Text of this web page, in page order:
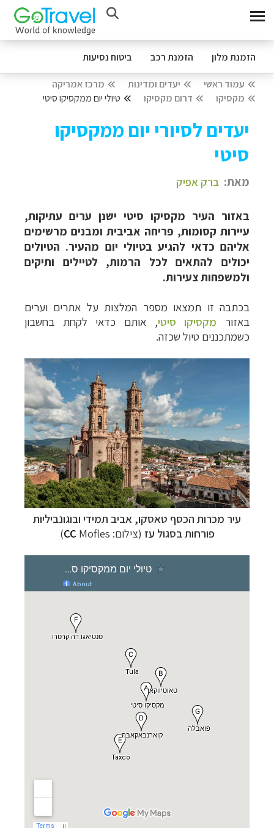
הזמנת מלון הזמנת רכב ביטוח נסיעות
עמוד ראשי יעדים ומדינות
מרכז אמריקה
מקסיקו
דרום מקסיקו טיולי יום ממקסיקו סיטי
יעדים לסיורי יום ממקסיקו
סיטי
מאת: ברק אפיק
באזור העיר מקסיקו סיטי ישנן ערים עתיקות,
עיירות קסומות, פריחה אביבית ומבנים מרשימים
אליהם כדאי להגיע בטיולי יום מהעיר. הטיולים
יכולים להתאים לכל הרמות, לטיילים ותיקים
ולמשפחות צעירות.
בכתבה זו תמצאו מספר המלצות על אתרים וערים
באזור מקסיקו סיטי, אותם כדאי לקחת בחשבון
כשמתכננים טיול שכזה.
עיר מכרות הכסף טאסקו, אביב תמידי ובוגונביליות
פורחות בסגול עז (צילום: CC Mofles)